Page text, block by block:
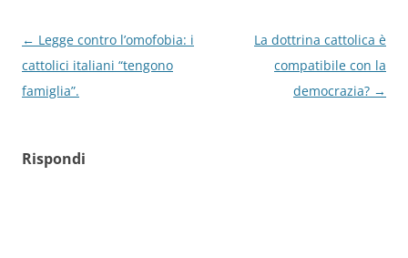
Navigazione
articolo
← Legge contro l’omofobia: i
cattolici italiani “tengono
famiglia”.
La dottrina cattolica è
compatibile con la
democrazia? →
Rispondi